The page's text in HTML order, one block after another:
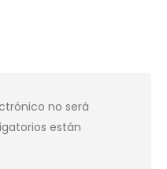
no será
están